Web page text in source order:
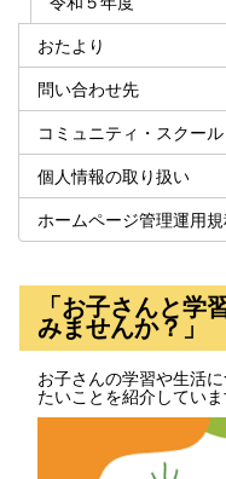
おたより
問い合わせ先
コミュニティ・スクール
個人情報の取り扱い
ホームページ管理運用
「お子さんと学
みませんか？」
お子さんの学習や生活
たいことを紹介してい